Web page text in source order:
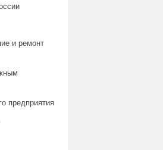
и ремонт
предприятия